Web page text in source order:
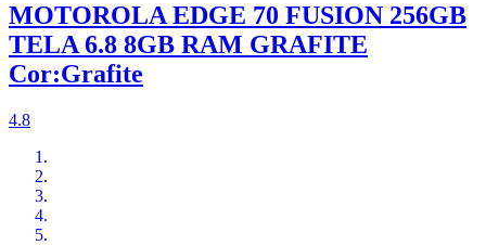
MOTOROLA EDGE 70 FUSION 256GB
TELA 6.8 8GB RAM GRAFITE
Cor:Grafite
4.8